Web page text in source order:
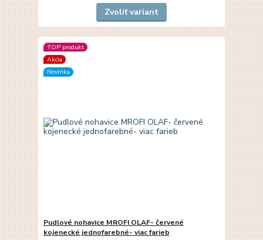
Zvoliť variant
TOP produkt
Akcia
Novinka
Pudlové nohavice MROFI OLAF- červené
kojenecké jednofarebné- viac farieb